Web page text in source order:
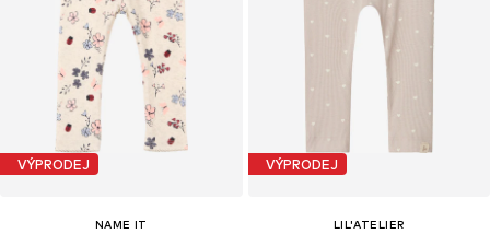
VÝPRODEJ
NAME IT
VÝPRODEJ
LIL'ATELIER